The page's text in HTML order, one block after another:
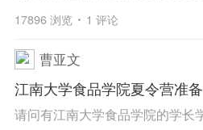
17896 浏览 1 评论
曹亚文
江南大学食品学院夏令营准备